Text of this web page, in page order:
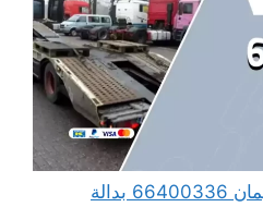
ونش كرين سطحة ام الهيمان 66400336 بدالة